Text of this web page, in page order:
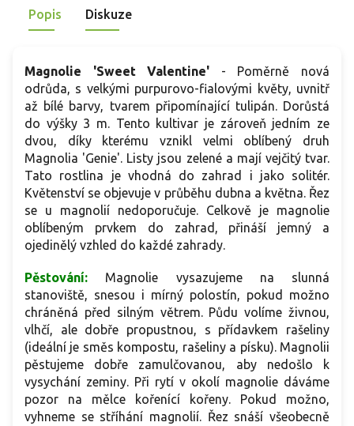
moderně.
Popis Diskuze
Magnolie 'Sweet Valentine' -
Poměrně nová
odrůda, s velkými purpurovo-fialovými květy, uvnitř
až bílé barvy, tvarem připomínající tulipán. Dorůstá
do výšky 3 m. Tento kultivar je zároveň jedním ze
dvou, díky kterému vznikl velmi oblíbený druh
Magnolia 'Genie'. Listy jsou zelené a mají vejčitý tvar.
Tato rostlina je vhodná do zahrad i jako solitér.
Květenství se objevuje v průběhu dubna a května. Řez
se u magnolií nedoporučuje. Celkově je magnolie
oblíbeným prvkem do zahrad, přináší jemný a
ojedinělý vzhled do každé zahrady.
Pěstování: Magnolie vysazujeme na slunná
stanoviště, snesou i mírný polostín, pokud možno
chráněná před silným větrem. Půdu volíme živnou,
vlhčí, ale dobře propustnou, s přídavkem rašeliny
(ideální je směs kompostu, rašeliny a písku). Magnolii
pěstujeme dobře zamulčovanou, aby nedošlo k
vysychání zeminy. Při rytí v okolí magnolie dáváme
pozor na mělce kořenící kořeny. Pokud možno,
vyhneme se stříhání magnolií. Řez snáší všeobecně